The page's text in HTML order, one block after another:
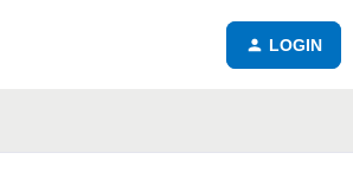
LOGIN